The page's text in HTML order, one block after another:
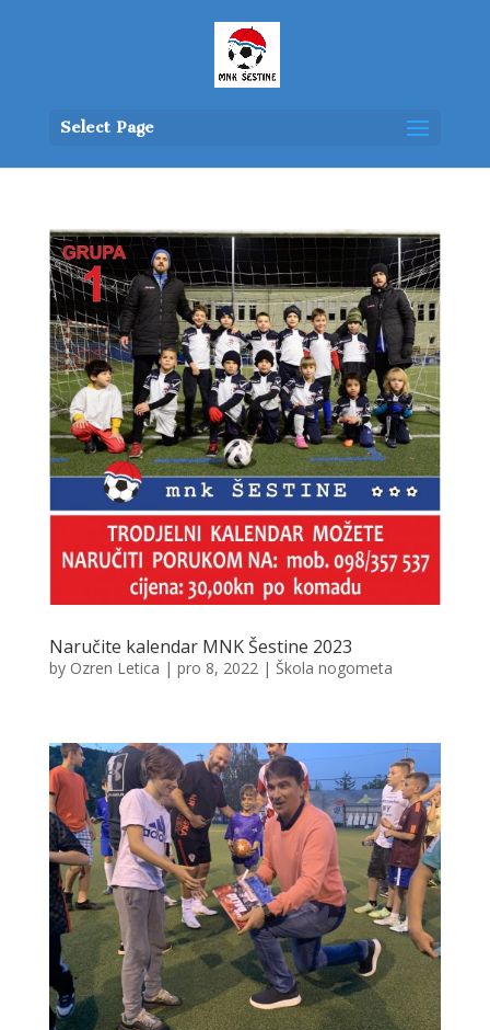
Select Page
Naručite kalendar MNK Šestine 2023
by Ozren Letica | pro 8, 2022| Škola nogometa